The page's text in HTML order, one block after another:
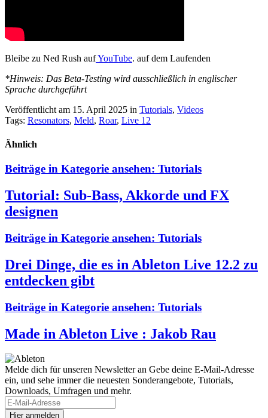
Bleibe zu Ned Rush aufYouTube. auf dem Laufenden
*Hinweis: Das Beta-Testing wird ausschließlich in englischer
Sprache durchgeführt
Veröffentlicht am 15. April 2025 in Tutorials, Videos
Tags: Resonators, Meld, Roar, Live 12
Ähnlich
Beiträge in Kategorie ansehen: Tutorials
Tutorial: Sub-Bass, Akkorde und FX
designen
Beiträge in Kategorie ansehen: Tutorials
Drei Dinge, die es in Ableton Live 12.2 zu
entdecken gibt
Beiträge in Kategorie ansehen: Tutorials
Made in Ableton Live : Jakob Rau
Melde dich für unseren Newsletter an Gebe deine E-Mail-Adresse
ein, und sehe immer die neuesten Sonderangebote, Tutorials,
Downloads, Umfragen und mehr.